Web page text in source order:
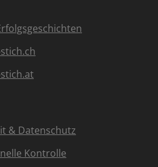
& Datenschutz
Kontrolle